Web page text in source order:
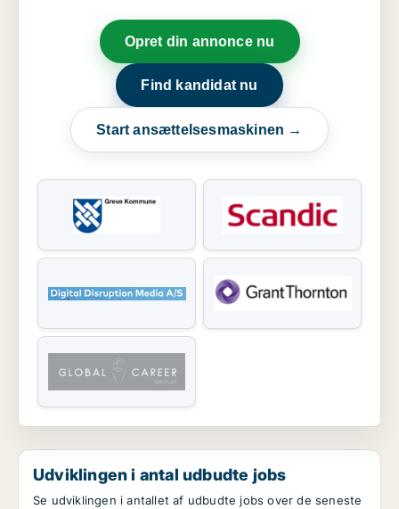
Opret din annonce nu
Find kandidat nu
Start ansættelsesmaskinen →
Udviklingen i antal udbudte jobs
Se udviklingen i antallet af udbudte jobs over de seneste